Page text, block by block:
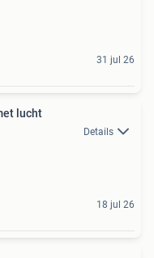
31 jul 26
lucht
Details
18 jul 26